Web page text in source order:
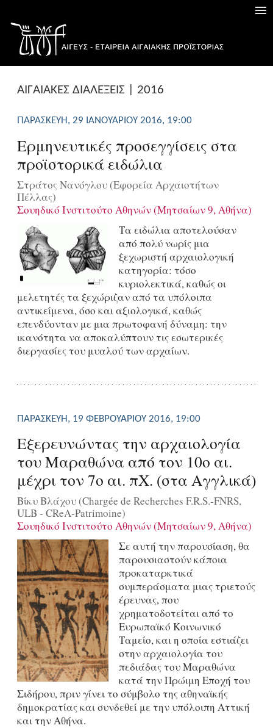
AΙΓΑΙΑΚΕΣ ΔΙΑΛΕΞΕΙΣ | 2016
ΠΑΡΑΣΚΕΥΉ, 29 ΙΑΝΟΥΑΡΊΟΥ 2016, 19:00
Ερμηνευτικές προσεγγίσεις στα
προϊστορικά ειδώλια
Στράτος Νανόγλου (Εφορεία Αρχαιοτήτων
Πέλλας)
Σουηδικό Ινστιτούτο Αθηνών (Μητσαίων 9, Αθήνα)
Τα ειδώλια αποτελούσαν
από πολύ νωρίς μια
ξεχωριστή αρχαιολογική
κατηγορία: τόσο
κυριολεκτικά, καθώς οι
μελετητές τα ξεχώριζαν από τα υπόλοιπα
αντικείμενα, όσο και αξιολογικά, καθώς
επενδύονταν με μια πρωτοφανή δύναμη: την
ικανότητα να αποκαλύπτουν τις εσωτερικές
διεργασίες του μυαλού των αρχαίων.
ΠΑΡΑΣΚΕΥΉ, 19 ΦΕΒΡΟΥΑΡΊΟΥ 2016, 19:00
Εξερευνώντας την αρχαιολογία
του Μαραθώνα από τον 10ο αι.
μέχρι τον 7ο αι. πΧ. (στα Αγγλικά)
Βίκυ Βλάχου (Chargée de Recherches F.R.S.-FNRS,
ULB - CReA-Patrimoine)
Σουηδικό Ινστιτούτο Αθηνών (Μητσαίων 9, Αθήνα)
Σε αυτή την παρουσίαση, θα
παρουσιαστούν κάποια
προκαταρκτικά
συμπεράσματα μιας τριετούς
έρευνας, που
χρηματοδοτείται από το
Ευρωπαϊκό Κοινωνικό
Ταμείο, και η οποία εστιάζει
στην αρχαιολογία του
πεδιάδας του Μαραθώνα
κατά την Πρώιμη Εποχή του
Σιδήρου, πριν γίνει το σύμβολο της αθηναϊκής
δημοκρατίας και συνδεθεί με την υπόλοιπη Αττική
και την Αθήνα.